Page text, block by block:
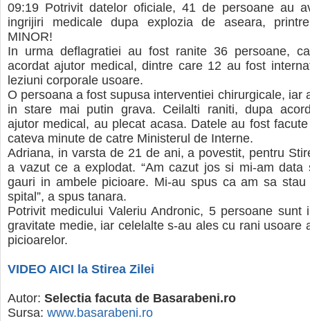
09:19 Potrivit datelor oficiale, 41 de persoane au
ingrijiri medicale dupa explozia de aseara,
MINOR!
In urma deflagratiei au fost ranite 36 persoane,
acordat ajutor medical, dintre care 12 au fost
leziuni corporale usoare.
O persoana a fost supusa interventiei chirurgicale, iar
in stare mai putin grava. Ceilalti raniti, dupa
ajutor medical, au plecat acasa. Datele au fost
cateva minute de catre Ministerul de Interne.
Adriana, in varsta de 21 de ani, a povestit, pentru
a vazut ce a explodat. “Am cazut jos si mi-am data
gauri in ambele picioare. Mi-au spus ca am sa
spital”, a spus tanara.
Potrivit medicului Valeriu Andronic, 5 persoane sunt
gravitate medie, iar celelalte s-au ales cu rani usoare
picioarelor.
VIDEO AICI la Stirea Zilei
Autor: Selectia facuta de Basarabeni.ro
Sursa: www.basarabeni.ro